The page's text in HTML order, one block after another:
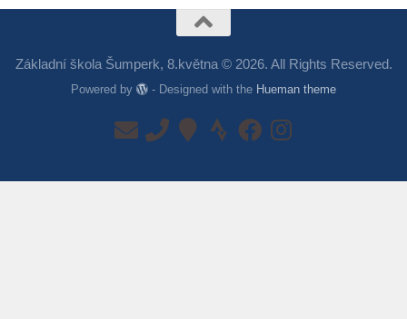
Základní škola Šumperk, 8.května © 2026. All Rights Reserved.
Powered by - Designed with the Hueman theme